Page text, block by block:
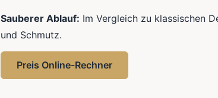
Sauberer Ablauf: Im Vergleich zu klassischen
und Schmutz.
Preis Online-Rechner